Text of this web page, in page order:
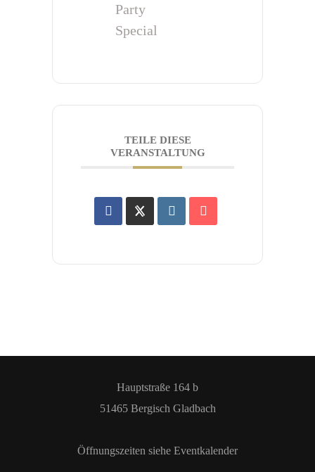
Party
Special
TEILE DIESE
VERANSTALTUNG
Hauptstraße 164 b
51465 Bergisch Gladbach
Öffnungszeiten siehe Eventkalender